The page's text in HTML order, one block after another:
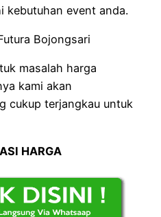
kebutuhan event anda.
masalah harga
kami akan
cukup terjangkau untuk
HARGA